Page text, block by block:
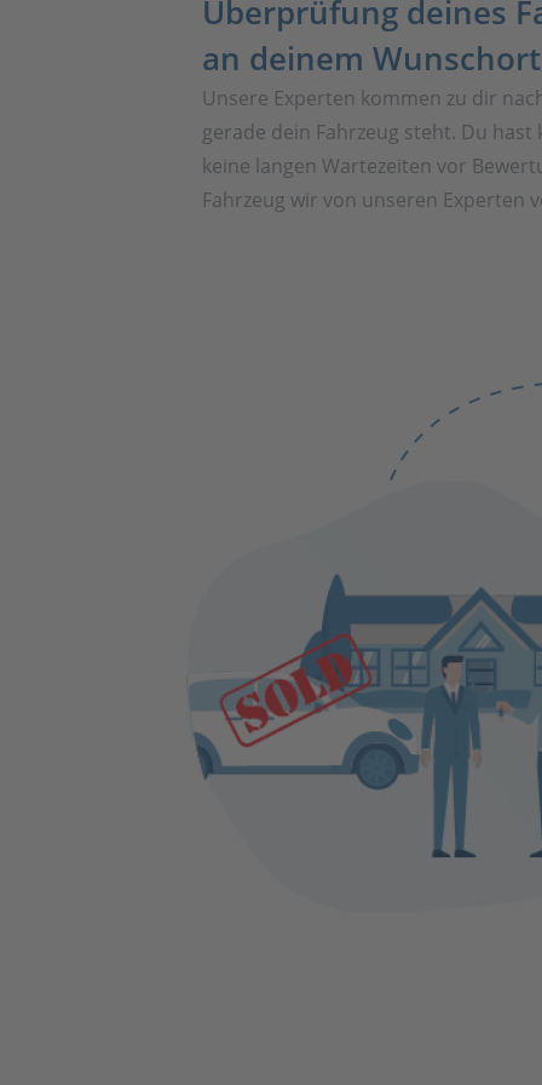
Überprüfung deines
an deinem Wunschort
Unsere Experten kommen zu dir
gerade dein Fahrzeug steht. Du
keine langen Wartezeiten vor
Fahrzeug wir von unseren Experten